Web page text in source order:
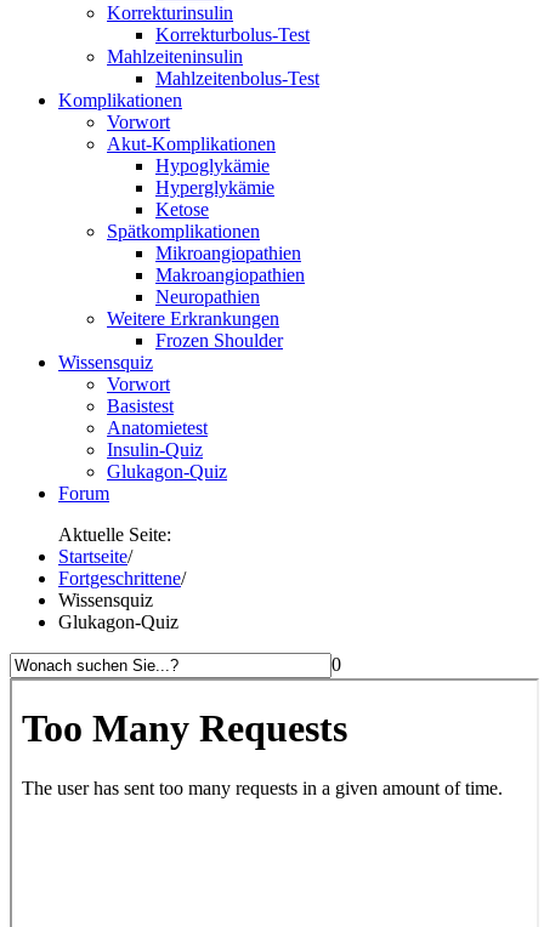
Korrekturinsulin
Korrekturbolus-Test
Mahlzeiteninsulin
Mahlzeitenbolus-Test
Komplikationen
Vorwort
Akut-Komplikationen
Hypoglykämie
Hyperglykämie
Ketose
Spätkomplikationen
Mikroangiopathien
Makroangiopathien
Neuropathien
Weitere Erkrankungen
Frozen Shoulder
Wissensquiz
Vorwort
Basistest
Anatomietest
Insulin-Quiz
Glukagon-Quiz
Forum
Aktuelle Seite:
Startseite/
Fortgeschrittene/
Wissensquiz
Glukagon-Quiz
0